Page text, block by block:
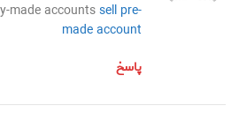
made accountssell pre-
made account
پاسخ